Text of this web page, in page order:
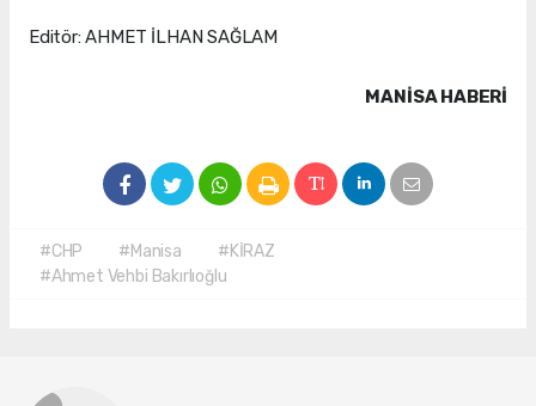
Editör: AHMET İLHAN SAĞLAM
MANISA HABERİ
#CHP #Manisa
#KİRAZ
#Ahmet Vehbi Bakırlıoğlu